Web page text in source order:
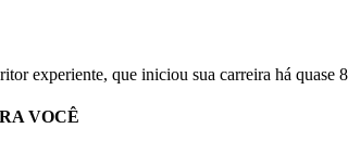
experiente, que iniciou sua carreira há
VOCÊ